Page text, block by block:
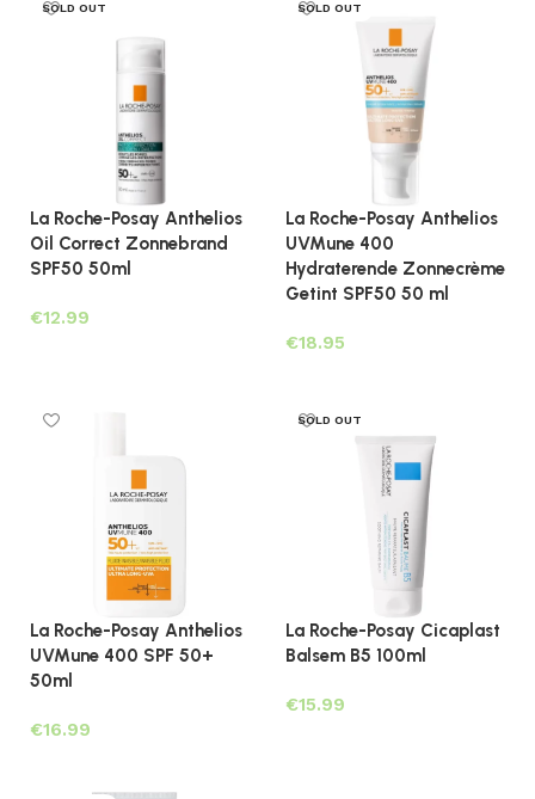
SOLD OUT
La Roche-Posay Anthelios
Oil Correct Zonnebrand
SPF50 50ml
€
SOLD OUT
La Roche-Posay Anthelios
UVMune 400
Hydraterende Zonnecrème
Getint SPF50 50 ml
€
La Roche-Posay Anthelios
UVMune 400 SPF 50+
50ml
€
SOLD OUT
La Roche-Posay Cicaplast
Balsem B5 100ml
€